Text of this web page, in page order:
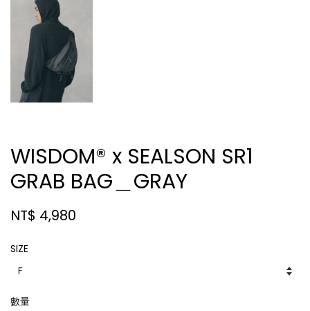
WISDOM® x SEALSON SR1
GRAB BAG＿GRAY
NT$ 4,980
SIZE
數量